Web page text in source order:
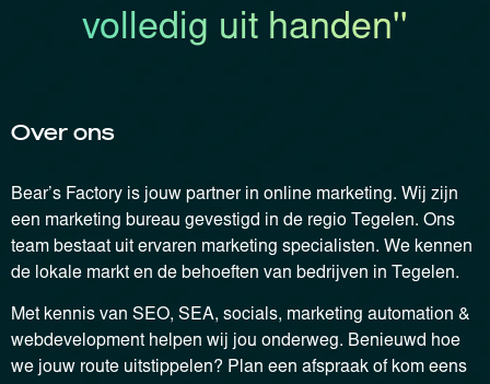
volledig uit handen''
Over ons
Bear’s Factory is jouw partner in online marketing. Wij zijn
een marketing bureau gevestigd in de regio Tegelen. Ons
team bestaat uit ervaren marketing specialisten. We kennen
de lokale markt en de behoeften van bedrijven in Tegelen.
Met kennis van SEO, SEA, socials, marketing automation &
webdevelopment helpen wij jou onderweg. Benieuwd hoe
we jouw route uitstippelen? Plan een afspraak of kom eens